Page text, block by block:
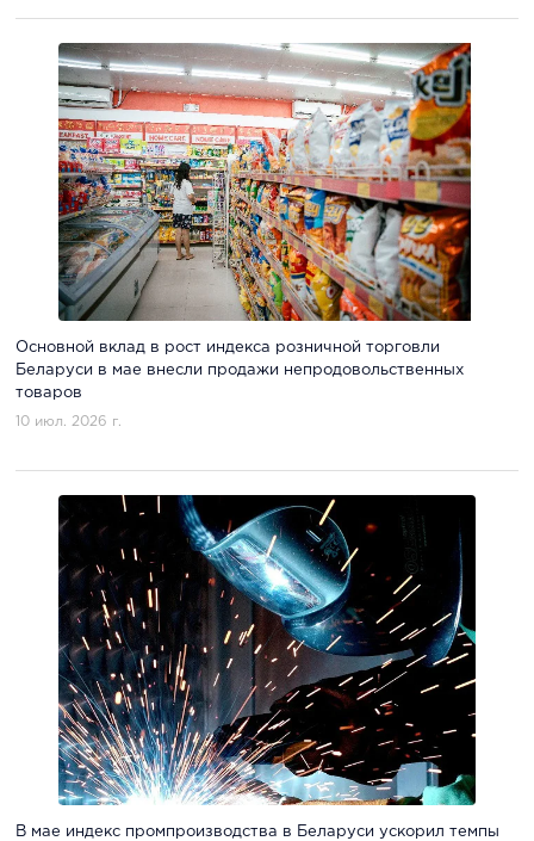
Основной вклад в рост индекса розничной торговли
Беларуси в мае внесли продажи непродовольственных
товаров
10 июл. 2026 г.
В мае индекс промпроизводства в Беларуси ускорил темпы